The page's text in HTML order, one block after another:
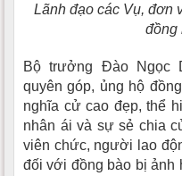
Lãnh đạo các Vụ, đơn
đồng
Bộ trưởng Đào Ngọc
quyên góp, ủng hộ
nghĩa cử cao đẹp, thể
nhân ái và sự sẻ chia
viên chức, người lao
đối với đồng bào bị